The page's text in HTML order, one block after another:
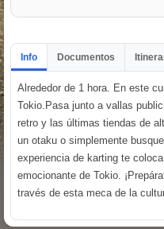
Info Documentos
Alrededor de 1 hora. En este
Tokio.Pasa junto a vallas
retro y las últimas tiendas de
un otaku o simplemente
experiencia de karting te
emocionante de Tokio.
través de esta meca de la